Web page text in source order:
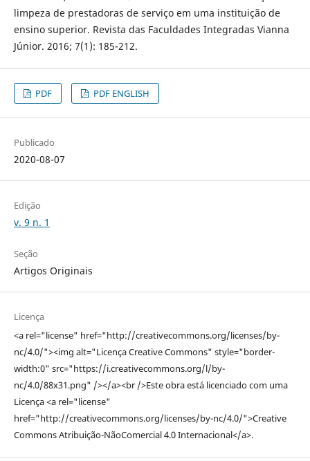
limpeza de prestadoras de serviço em uma instituição de
ensino superior. Revista das Faculdades Integradas Vianna
Júnior. 2016; 7(1): 185-212.
PDF PDF ENGLISH
Publicado
2020-08-07
Edição
v. 9 n. 1
Seção
Artigos Originais
Licença
<a rel="license" href="http://creativecommons.org/licenses/by-
nc/4.0/"><img alt="Licença Creative Commons" style="border-
width:0" src="https://i.creativecommons.org/l/by-
nc/4.0/88x31.png" /></a><br />Este obra está licenciado com uma
Licença <a rel="license"
href="http://creativecommons.org/licenses/by-nc/4.0/">Creative
Commons Atribuição-NãoComercial 4.0 Internacional</a>.